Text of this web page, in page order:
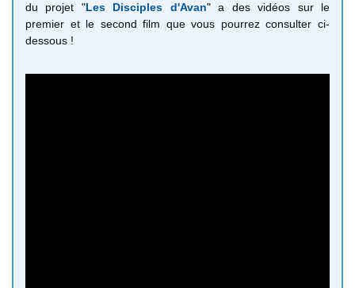
du projet "Les Disciples d'Avan" a des vidéos sur le
premier et le second film que vous pourrez consulter ci-
dessous !